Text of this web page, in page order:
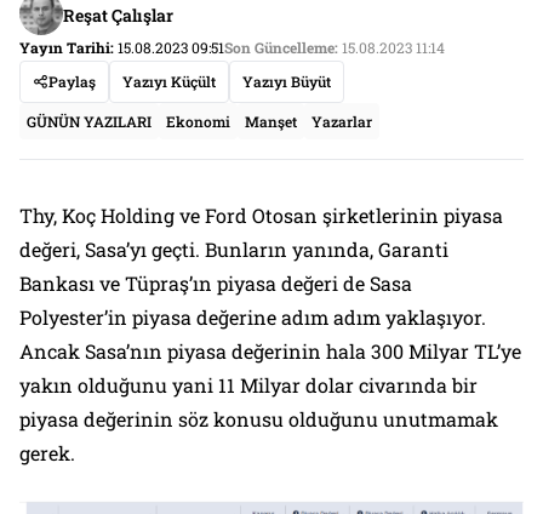
Reşat Çalışlar
Yayın Tarihi:15.08.2023 09:51Son Güncelleme:15.08.2023 11:14
Paylaş
Yazıyı Küçült Yazıyı Büyüt
GÜNÜN YAZILARI Ekonomi Manşet Yazarlar
Thy, Koç Holding ve Ford Otosan şirketlerinin piyasa
değeri, Sasa’yı geçti. Bunların yanında, Garanti
Bankası ve Tüpraş’ın piyasa değeri de Sasa
Polyester’in piyasa değerine adım adım yaklaşıyor.
Ancak Sasa’nın piyasa değerinin hala 300 Milyar TL’ye
yakın olduğunu yani 11 Milyar dolar civarında bir
piyasa değerinin söz konusu olduğunu unutmamak
gerek.